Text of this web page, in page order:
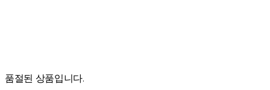
품절된 상품입니다.